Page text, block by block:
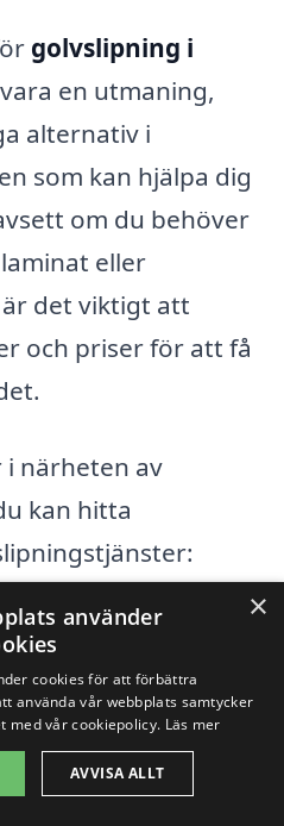
golvslipning i
en utmaning,
alternativ i
som kan hjälpa dig
om du behöver
eller
det viktigt att
och priser för att få
i närheten av
kan hitta
×
använder
cookies för att förbättra
använda vår webbplats samtycker
med vår cookiepolicy. Läs mer
AVVISA ALLT